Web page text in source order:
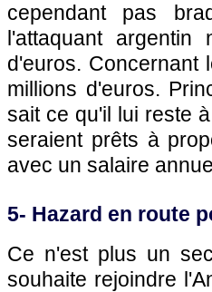
cependant pas
l'attaquant
d'euros. Concernant
millions d'euros.
sait ce qu'il lui reste
seraient prêts à
avec un salaire
5- Hazard en route
Ce n'est plus un
souhaite rejoindre